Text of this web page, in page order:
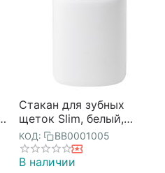
Стакан для зубных
щеток Slim, белый,
Bergenson Bjorn Bath
КОД: BB0001005
В наличии